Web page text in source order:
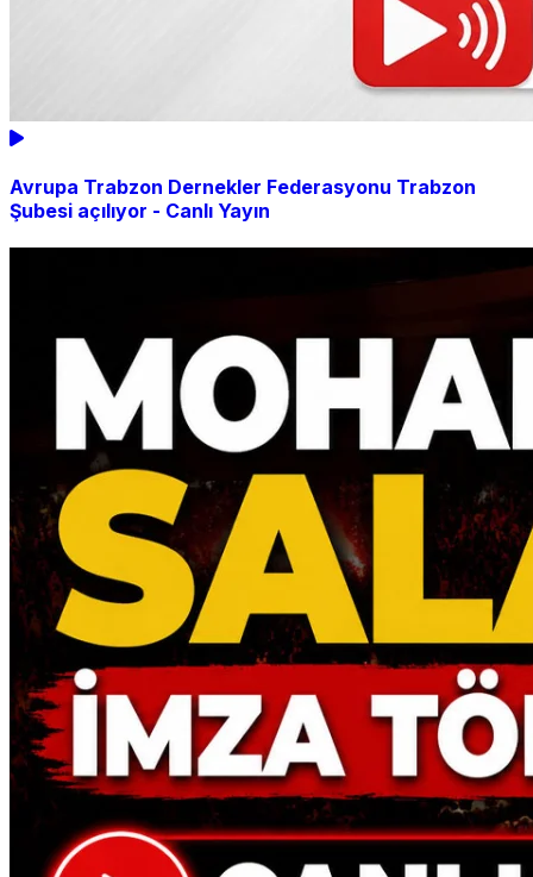
Avrupa Trabzon Dernekler Federasyonu Trabzon
Şubesi açılıyor - Canlı Yayın